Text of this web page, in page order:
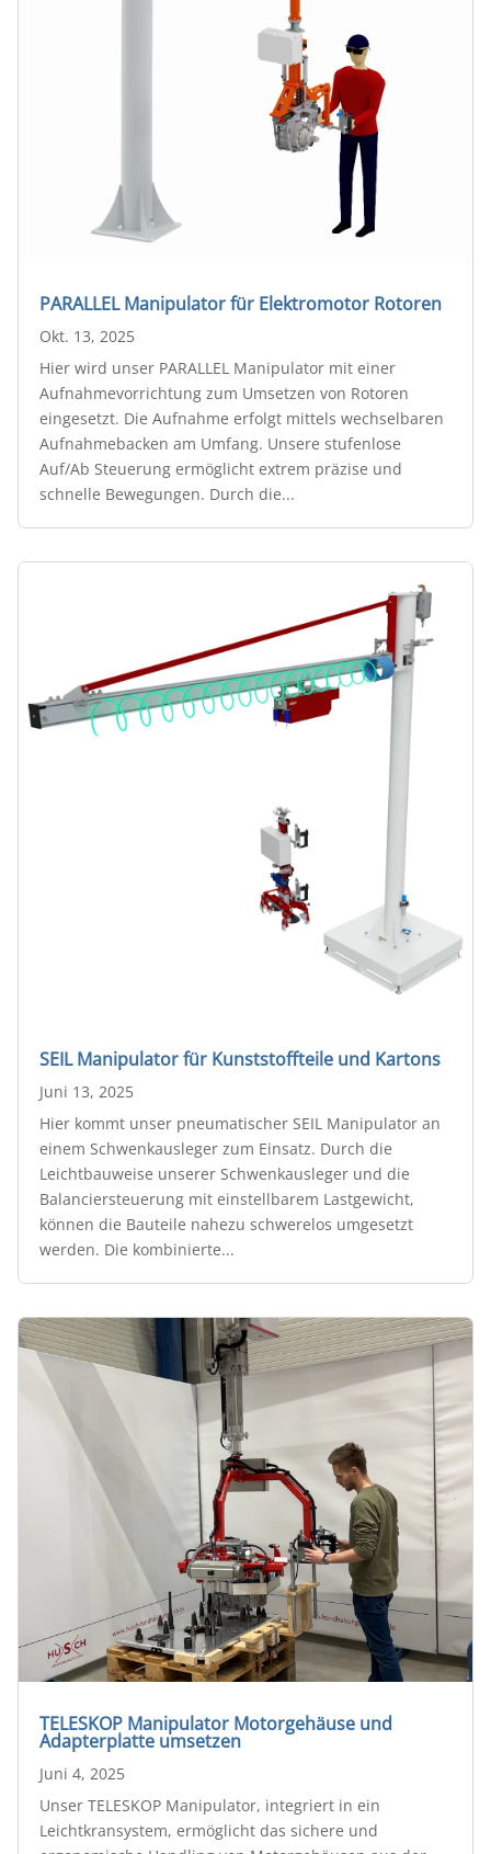
PARALLEL Manipulator für Elektromotor Rotoren
Okt. 13, 2025
Hier wird unser PARALLEL Manipulator mit einer
Aufnahmevorrichtung zum Umsetzen von Rotoren
eingesetzt. Die Aufnahme erfolgt mittels wechselbaren
Aufnahmebacken am Umfang. Unsere stufenlose
Auf/Ab Steuerung ermöglicht extrem präzise und
schnelle Bewegungen. Durch die...
SEIL Manipulator für Kunststoffteile und Kartons
Juni 13, 2025
Hier kommt unser pneumatischer SEIL Manipulator an
einem Schwenkausleger zum Einsatz. Durch die
Leichtbauweise unserer Schwenkausleger und die
Balanciersteuerung mit einstellbarem Lastgewicht,
können die Bauteile nahezu schwerelos umgesetzt
werden. Die kombinierte...
TELESKOP Manipulator Motorgehäuse und
Adapterplatte umsetzen
Juni 4, 2025
Unser TELESKOP Manipulator, integriert in ein
Leichtkransystem, ermöglicht das sichere und